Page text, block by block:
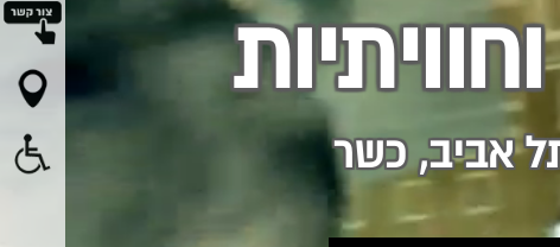
אביב, כשר